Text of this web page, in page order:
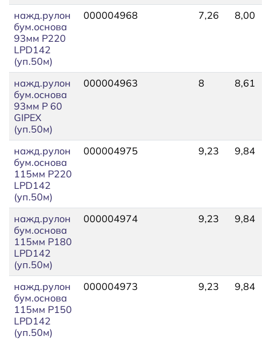
нажд.рулон
бум.основа
93мм P220
LPD142
(уп.50м)
000004968 7,26 8,00
нажд.рулон
бум.основа
93мм P 60
GIPEX
(уп.50м)
000004963 8 8,61
нажд.рулон
бум.основа
115мм P220
LPD142
(уп.50м)
000004975 9,23 9,84
нажд.рулон
бум.основа
115мм P180
LPD142
(уп.50м)
000004974 9,23 9,84
нажд.рулон
бум.основа
115мм P150
LPD142
(уп.50м)
000004973 9,23 9,84